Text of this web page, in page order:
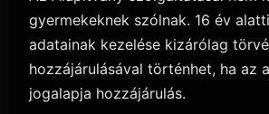
gyermekeknek szólnak. 16 év
adatainak kezelése kizárólag
hozzájárulásával történhet, ha az
jogalapja hozzájárulás.